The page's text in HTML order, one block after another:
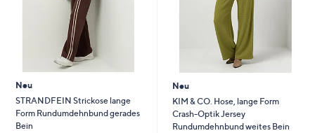
Neu
STRANDFEIN Strickose lange
Form Rundumdehnbund gerades
Bein
Neu
KIM & CO. Hose, lange Form
Crash-Optik Jersey
Rundumdehnbund weites Bein